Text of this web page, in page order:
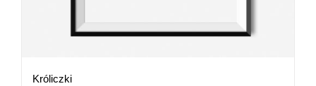
Króliczki